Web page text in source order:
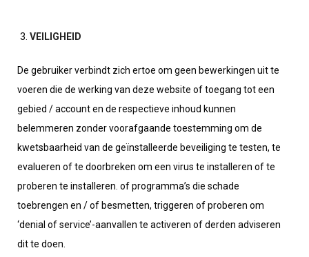
VEILIGHEID
De gebruiker verbindt zich ertoe om geen bewerkingen uit te
voeren die de werking van deze website of toegang tot een
gebied / account en de respectieve inhoud kunnen
belemmeren zonder voorafgaande toestemming om de
kwetsbaarheid van de geïnstalleerde beveiliging te testen, te
evalueren of te doorbreken om een virus te installeren of te
proberen te installeren. of programma’s die schade
toebrengen en / of besmetten, triggeren of proberen om
‘denial of service’-aanvallen te activeren of derden adviseren
dit te doen.